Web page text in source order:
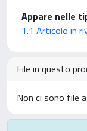
Appare nelle
1.1 Articolo in
File in questo
Non ci sono file